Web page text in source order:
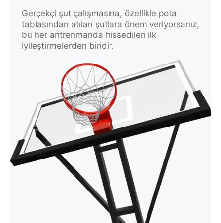
Gerçekçi şut çalışmasına, özellikle pota
tablasından atılan şutlara önem veriyorsanız,
bu her antrenmanda hissedilen ilk
iyileştirmelerden biridir.